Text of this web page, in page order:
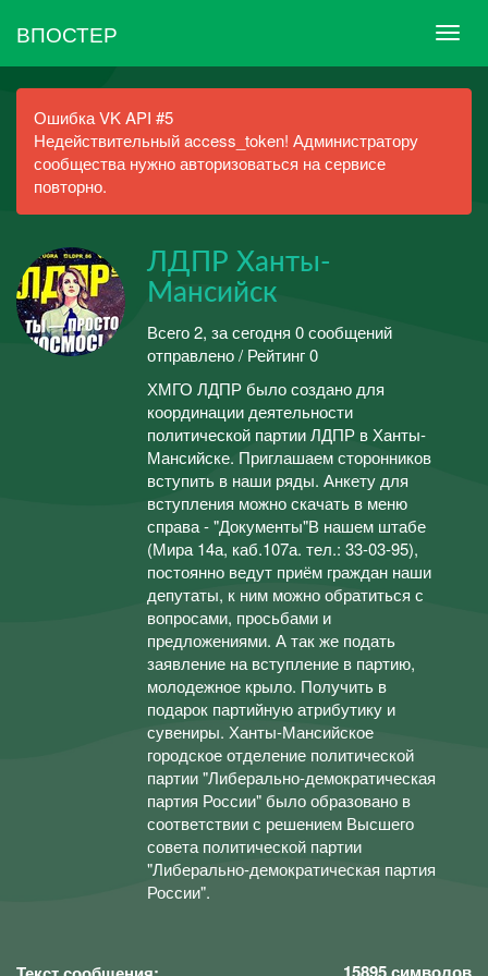
ВПОСТЕР
Ошибка VK API #5
Недействительный access_token! Администратору
сообщества нужно авторизоваться на сервисе
повторно.
ЛДПР Ханты-
Мансийск
Всего 2, за сегодня 0 сообщений
отправлено / Рейтинг 0
ХМГО ЛДПР было создано для
координации деятельности
политической партии ЛДПР в Ханты-
Мансийске. Приглашаем сторонников
вступить в наши ряды. Анкету для
вступления можно скачать в меню
справа - "Документы"В нашем штабе
(Мира 14а, каб.107а. тел.: 33-03-95),
постоянно ведут приём граждан наши
депутаты, к ним можно обратиться с
вопросами, просьбами и
предложениями. А так же подать
заявление на вступление в партию,
молодежное крыло. Получить в
подарок партийную атрибутику и
сувениры. Ханты-Мансийское
городское отделение политической
партии "Либерально-демократическая
партия России" было образовано в
соответствии с решением Высшего
совета политической партии
"Либерально-демократическая партия
России".
15895символов